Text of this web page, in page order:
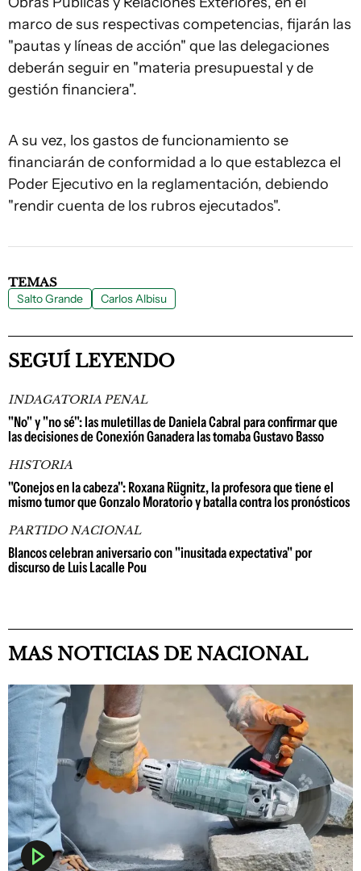
marco de sus respectivas competencias, fijarán las
"pautas y líneas de acción" que las delegaciones
deberán seguir en "materia presupuestal y de
gestión financiera".
A su vez, los gastos de funcionamiento se
financiarán de conformidad a lo que establezca el
Poder Ejecutivo en la reglamentación, debiendo
"rendir cuenta de los rubros ejecutados".
TEMAS
Salto Grande Carlos Albisu
SEGUÍ LEYENDO
INDAGATORIA PENAL
"No" y "no sé": las muletillas de Daniela Cabral para confirmar que
las decisiones de Conexión Ganadera las tomaba Gustavo Basso
HISTORIA
"Conejos en la cabeza": Roxana Rügnitz, la profesora que tiene el
mismo tumor que Gonzalo Moratorio y batalla contra los pronósticos
PARTIDO NACIONAL
Blancos celebran aniversario con "inusitada expectativa" por
discurso de Luis Lacalle Pou
MAS NOTICIAS DE NACIONAL